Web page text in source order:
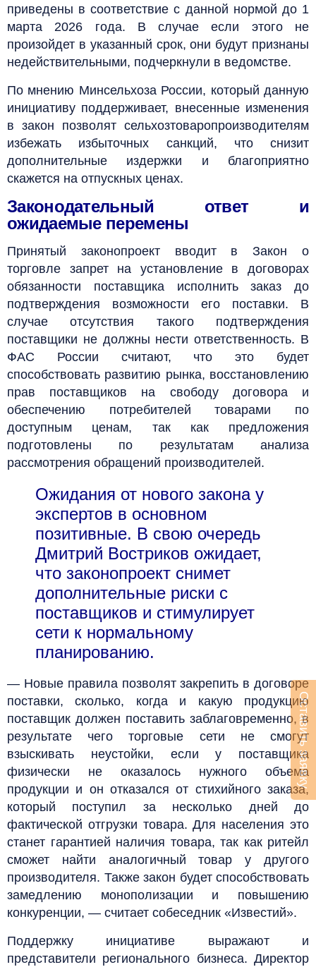
приведены в соответствие с данной нормой до 1
марта 2026 года. В случае если этого не
произойдет в указанный срок, они будут признаны
недействительными, подчеркнули в ведомстве.
По мнению Минсельхоза России, который данную
инициативу поддерживает, внесенные изменения
в закон позволят сельхозтоваропроизводителям
избежать избыточных санкций, что снизит
дополнительные издержки и благоприятно
скажется на отпускных ценах.
Законодательный ответ и
ожидаемые перемены
Принятый законопроект вводит в Закон о
торговле запрет на установление в договорах
обязанности поставщика исполнить заказ до
подтверждения возможности его поставки. В
случае отсутствия такого подтверждения
поставщики не должны нести ответственность. В
ФАС России считают, что это будет
способствовать развитию рынка, восстановлению
прав поставщиков на свободу договора и
обеспечению потребителей товарами по
доступным ценам, так как предложения
подготовлены по результатам анализа
рассмотрения обращений производителей.
Ожидания от нового закона у
экспертов в основном
позитивные. В свою очередь
Дмитрий Востриков ожидает,
что законопроект снимет
дополнительные риски с
поставщиков и стимулирует
сети к нормальному
планированию.
— Новые правила позволят закрепить в договоре
поставки, сколько, когда и какую продукцию
поставщик должен поставить заблаговременно, в
результате чего торговые сети не смогут
взыскивать неустойки, если у поставщика
физически не оказалось нужного объема
продукции и он отказался от стихийного заказа,
который поступил за несколько дней до
фактической отгрузки товара. Для населения это
станет гарантией наличия товара, так как ритейл
сможет найти аналогичный товар у другого
производителя. Также закон будет способствовать
замедлению монополизации и повышению
конкуренции, — считает собеседник «Известий».
Поддержку инициативе выражают и
представители регионального бизнеса. Директор
Оставить заявку